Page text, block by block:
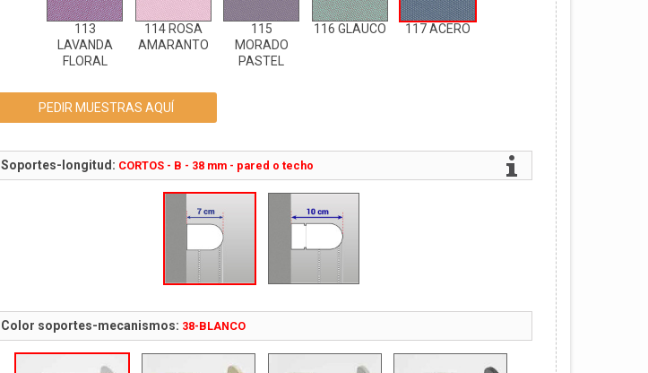
113
LAVANDA
FLORAL
114 ROSA
AMARANTO
115
MORADO
PASTEL
116 GLAUCO 117 ACERO
PEDIR MUESTRAS AQUÍ
Soportes-longitud: CORTOS - B - 38 mm - pared o techo
Color soportes-mecanismos: 38-BLANCO